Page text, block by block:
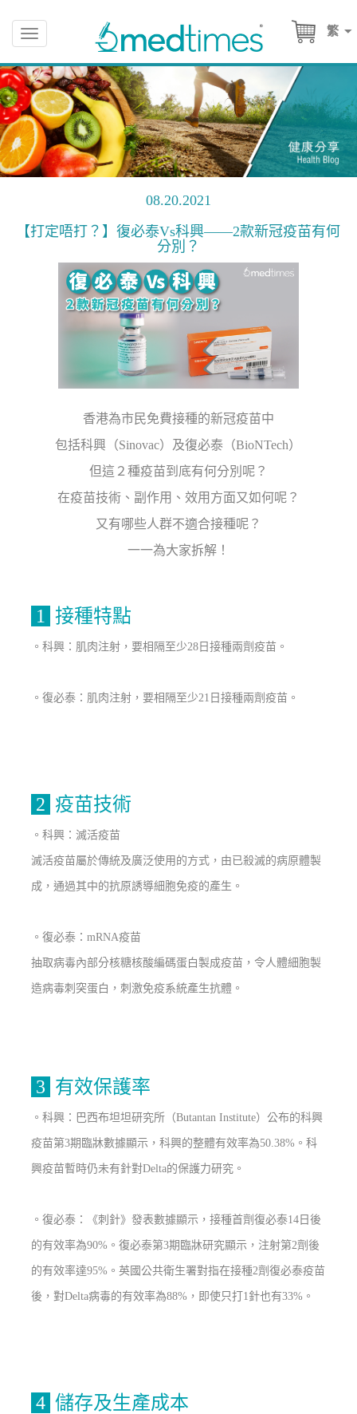
繁
Toggle
navigation
08.20.2021
【打定唔打？】復必泰Vs科興——2款新冠疫苗有何
分別？
香港為市民免費接種的新冠疫苗中
包括科興（Sinovac）及復必泰（BioNTech）
但這２種疫苗到底有何分別呢？
在疫苗技術、副作用、效用方面又如何呢？
又有哪些人群不適合接種呢？
一一為大家拆解！
1 接種特點
。科興：肌肉注射，要相隔至少28日接種兩劑疫苗。
。復必泰：肌肉注射，要相隔至少21日接種兩劑疫苗。
2 疫苗技術
。科興：滅活疫苗
滅活疫苗屬於傳統及廣泛使用的方式，由已殺滅的病原體製
成，通過其中的抗原誘導細胞免疫的產生。
。復必泰：mRNA疫苗
抽取病毒內部分核糖核酸編碼蛋白製成疫苗，令人體細胞製
造病毒刺突蛋白，刺激免疫系統產生抗體。
3 有效保護率
。科興：巴西布坦坦研究所（Butantan Institute）公布的科興
疫苗第3期臨牀數據顯示，科興的整體有效率為50.38%。科
興疫苗暫時仍未有針對Delta的保護力研究。
。復必泰：《刺針》發表數據顯示，接種首劑復必泰14日後
的有效率為90%。復必泰第3期臨牀研究顯示，注射第2劑後
的有效率達95%。英國公共衛生署對指在接種2劑復必泰疫苗
後，對Delta病毒的有效率為88%，即使只打1針也有33%。
4 儲存及生產成本